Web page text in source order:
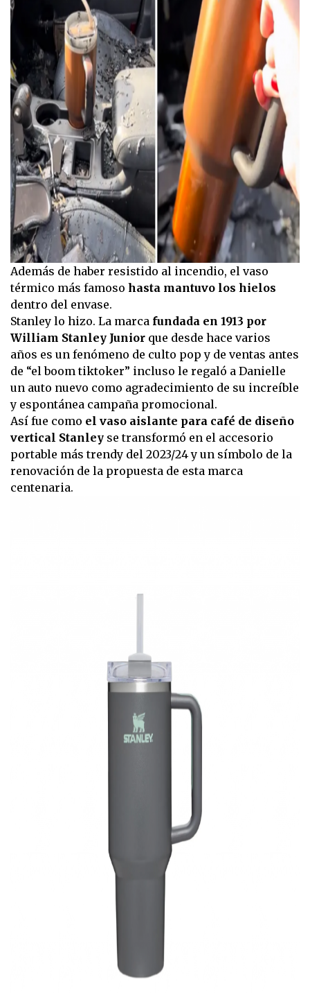
Además de haber resistido al incendio, el vaso
térmico más famoso hasta mantuvo los hielos
dentro del envase.
Stanley lo hizo. La marca fundada en 1913 por
William Stanley Junior que desde hace varios
años es un fenómeno de culto pop y de ventas antes
de “el boom tiktoker” incluso le regaló a Danielle
un auto nuevo como agradecimiento de su increíble
y espontánea campaña promocional.
Así fue como el vaso aislante para café de diseño
vertical Stanley se transformó en el accesorio
portable más trendy del 2023/24 y un símbolo de la
renovación de la propuesta de esta marca
centenaria.